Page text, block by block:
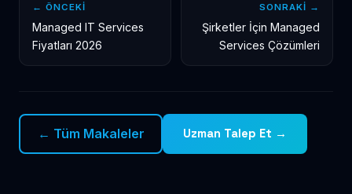
← ÖNCEKI
Managed IT Services
Fiyatları 2026
SONRAKI →
Şirketler İçin Managed
Services Çözümleri
← Tüm Makaleler Uzman Talep Et →